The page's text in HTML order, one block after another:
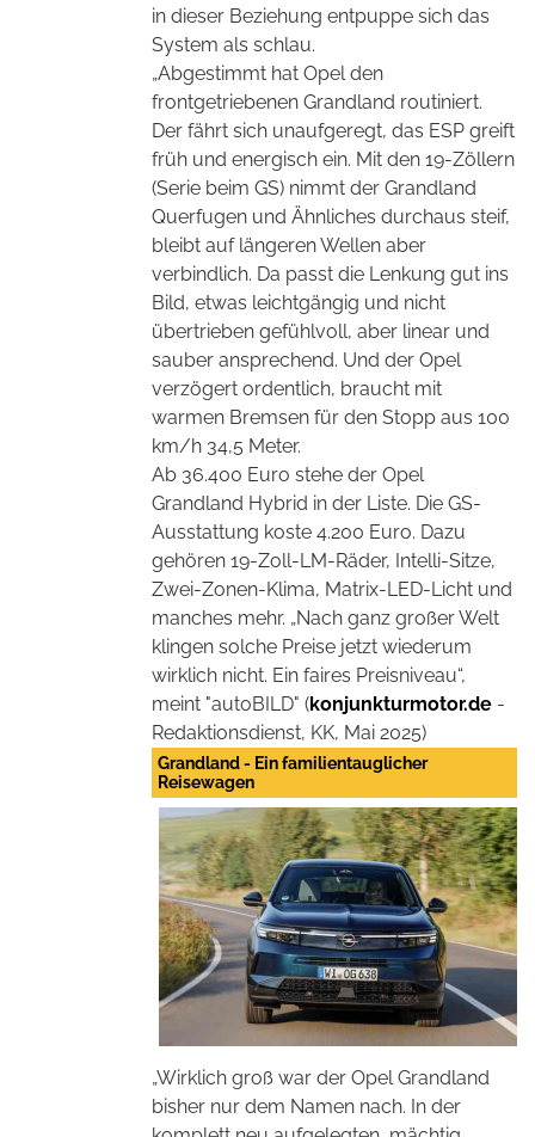
in dieser Beziehung entpuppe sich das
System als schlau.
„Abgestimmt hat Opel den
frontgetriebenen Grandland routiniert.
Der fährt sich unaufgeregt, das ESP greift
früh und energisch ein. Mit den 19-Zöllern
(Serie beim GS) nimmt der Grandland
Querfugen und Ähnliches durchaus steif,
bleibt auf längeren Wellen aber
verbindlich. Da passt die Lenkung gut ins
Bild, etwas leichtgängig und nicht
übertrieben gefühlvoll, aber linear und
sauber ansprechend. Und der Opel
verzögert ordentlich, braucht mit
warmen Bremsen für den Stopp aus 100
km/h 34,5 Meter.
Ab 36.400 Euro stehe der Opel
Grandland Hybrid in der Liste. Die GS-
Ausstattung koste 4.200 Euro. Dazu
gehören 19-Zoll-LM-Räder, Intelli-Sitze,
Zwei-Zonen-Klima, Matrix-LED-Licht und
manches mehr. „Nach ganz großer Welt
klingen solche Preise jetzt wiederum
wirklich nicht. Ein faires Preisniveau“,
meint "autoBILD" (konjunkturmotor.de -
Redaktionsdienst, KK, Mai 2025)
Grandland - Ein familientauglicher
Reisewagen
„Wirklich groß war der Opel Grandland
bisher nur dem Namen nach. In der